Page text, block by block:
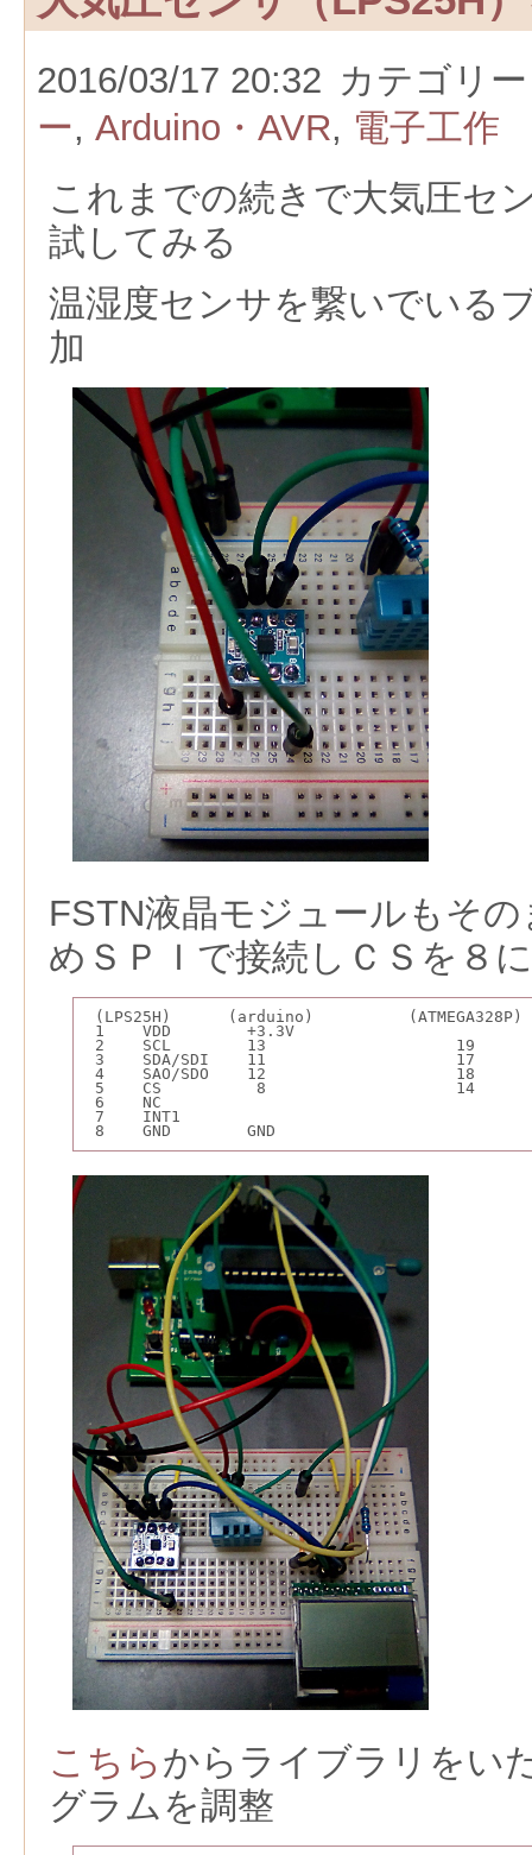
2016/03/17 20:32 カテゴリ
ー, Arduino・AVR, 電子工作
これまでの続きで大気圧セ
試してみる
温湿度センサを繋いでいる
加
FSTN液晶モジュールもそ
めＳＰＩで接続しＣＳを８
(LPS25H)      (arduino)          (ATMEGA328P)
1    VDD        +3.3V
2    SCL        13                    19
3    SDA/SDI    11                    17
4    SAO/SDO    12                    18
5    CS          8                    14
6    NC
7    INT1
8    GND        GND
こちら からライブラリをい
グラムを調整